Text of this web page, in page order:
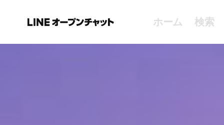
ホーム 検索